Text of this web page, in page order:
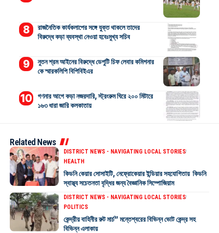
রাজনৈতিক কার্যকলাপের সঙ্গে যুক্ত থাকলে তাদের
বিরুদ্ধে কড়া ব্যবস্থা নেওয়া হবেঃমুখ্য সচিব
নুতন শ্রম আইনের বিরুদ্ধে ডেপুটি চিফ লেবার কমিশনার
কে স্মারকলিপি বিপিবিইএর
গণনার আগে কড়া নজরদারি, স্ট্রংরুম ঘিরে ২০০ মিটারে
১৬৩ ধারা জারি কলকাতায়
Related News
DISTRICT NEWS - NAVIGATING LOCAL STORIES
HEALTH
কিডনি কেয়ার সোসাইটি, নেফ্রোকেয়ার ইন্ডিয়ার সহযোগিতায় কিডনি
স্বাস্থ্য সচেতনতা বৃদ্ধির জন্য বৈজ্ঞানিক সিম্পোজিয়াম
DISTRICT NEWS - NAVIGATING LOCAL STORIES
POLITICS
কেন্দ্রীয় বাহিনীর রুট মার্চ” মন্তেশ্বরের বিভিন্ন ভোট কেন্দ্র সহ
বিভিন্ন এলাকায়